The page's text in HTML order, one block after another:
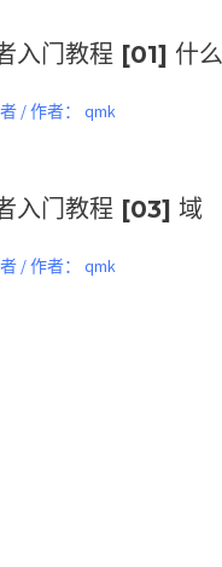
门教程 [01] 什么
/ 作者： qmk
入门教程 [03] 域
/ 作者： qmk